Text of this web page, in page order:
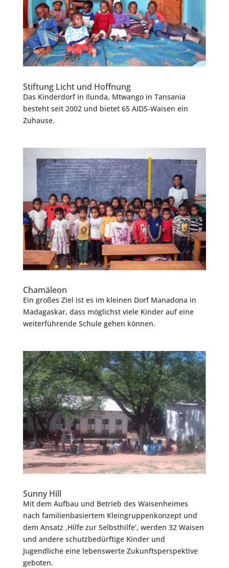
Stiftung Licht und Hoffnung
Das Kinderdorf in Ilunda, Mtwango in Tansania
besteht seit 2002 und bietet 65 AIDS-Waisen ein
Zuhause.
Chamäleon
Ein großes Ziel ist es im kleinen Dorf Manadona in
Madagaskar, dass möglichst viele Kinder auf eine
weiterführende Schule gehen können.
Sunny Hill
Mit dem Aufbau und Betrieb des Waisenheimes
nach familienbasiertem Kleingruppenkonzept und
dem Ansatz ‚Hilfe zur Selbsthilfe‘, werden 32 Waisen
und andere schutzbedürftige Kinder und
Jugendliche eine lebenswerte Zukunftsperspektive
geboten.